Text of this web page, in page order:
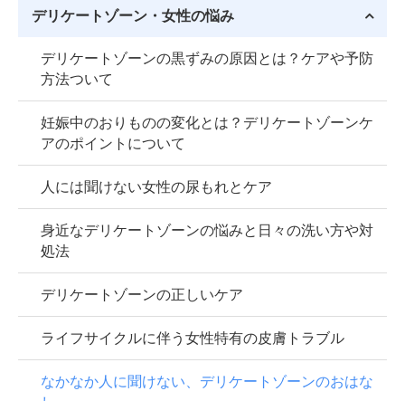
デリケートゾーン・女性の悩み
デリケートゾーンの黒ずみの原因とは？ケアや予防
方法ついて
妊娠中のおりものの変化とは？デリケートゾーンケ
アのポイントについて
人には聞けない女性の尿もれとケア
身近なデリケートゾーンの悩みと日々の洗い方や対
処法
デリケートゾーンの正しいケア
ライフサイクルに伴う女性特有の皮膚トラブル
なかなか人に聞けない、デリケートゾーンのおはな